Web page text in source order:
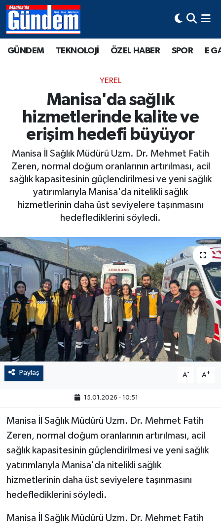
GÜNDEM TEKNOLOJİ ÖZEL HABER SPOR E
YEREL
Manisa'da sağlık
hizmetlerinde kalite ve
erişim hedefi büyüyor
Manisa İl Sağlık Müdürü Uzm. Dr. Mehmet Fatih
Zeren, normal doğum oranlarının artırılması, acil
sağlık kapasitesinin güçlendirilmesi ve yeni sağlık
yatırımlarıyla Manisa'da nitelikli sağlık
hizmetlerinin daha üst seviyelere taşınmasını
hedeflediklerini söyledi.
Paylaş A- A+
15.01.2026 - 10:51
Manisa İl Sağlık Müdürü Uzm. Dr. Mehmet Fatih
Zeren, normal doğum oranlarının artırılması, acil
sağlık kapasitesinin güçlendirilmesi ve yeni sağlık
yatırımlarıyla Manisa'da nitelikli sağlık
hizmetlerinin daha üst seviyelere taşınmasını
hedeflediklerini söyledi.
Manisa İl Sağlık Müdürü Uzm. Dr. Mehmet Fatih
Manisa Hava Durumu
Tüm Manşetler
Son Dakika Haberleri
Haber Arşivi